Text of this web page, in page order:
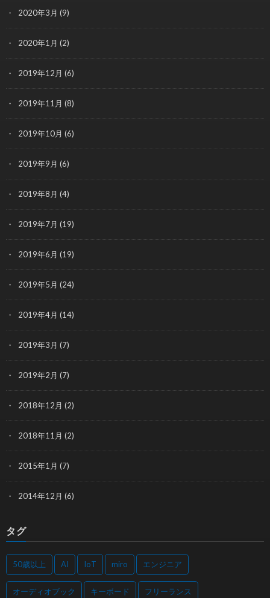
2020年3月 (9)
2020年1月 (2)
2019年12月 (6)
2019年11月 (8)
2019年10月 (6)
2019年9月 (6)
2019年8月 (4)
2019年7月 (19)
2019年6月 (19)
2019年5月 (24)
2019年4月 (14)
2019年3月 (7)
2019年2月 (7)
2018年12月 (2)
2018年11月 (2)
2015年1月 (7)
2014年12月 (6)
タグ
50歳以上 AI IoT miro エンジニア
オーディオブック キーボード フリーランス